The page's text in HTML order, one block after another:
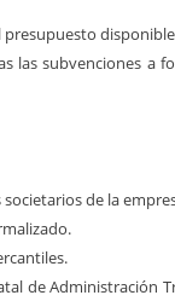
las subvenciones a
de la
de Administración